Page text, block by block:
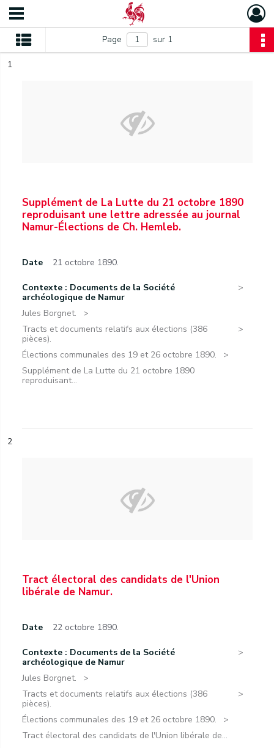
Page sur 1
1
Supplément de La Lutte du 21 octobre 1890
reproduisant une lettre adressée au journal
Namur-Élections de Ch. Hemleb.
Date 21 octobre 1890.
Contexte : Documents de la Société
archéologique de Namur
Jules Borgnet.
Tracts et documents relatifs aux élections (386
pièces).
Élections communales des 19 et 26 octobre 1890.
Supplément de La Lutte du 21 octobre 1890
reproduisant...
2
Tract électoral des candidats de l'Union
libérale de Namur.
Date 22 octobre 1890.
Contexte : Documents de la Société
archéologique de Namur
Jules Borgnet.
Tracts et documents relatifs aux élections (386
pièces).
Élections communales des 19 et 26 octobre 1890.
Tract électoral des candidats de l'Union libérale de...